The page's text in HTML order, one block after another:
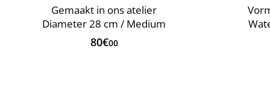
Gemaakt in ons atelier
Diameter 28 cm / Medium
80€00